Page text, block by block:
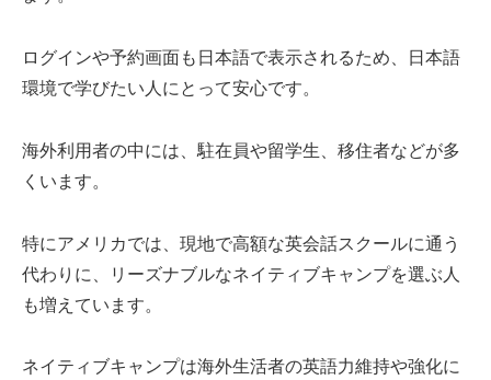
ログインや予約画面も日本語で表示されるため、日本語
環境で学びたい人にとって安心です。
海外利用者の中には、駐在員や留学生、移住者などが多
くいます。
特にアメリカでは、現地で高額な英会話スクールに通う
代わりに、リーズナブルなネイティブキャンプを選ぶ人
も増えています。
ネイティブキャンプは海外生活者の英語力維持や強化に